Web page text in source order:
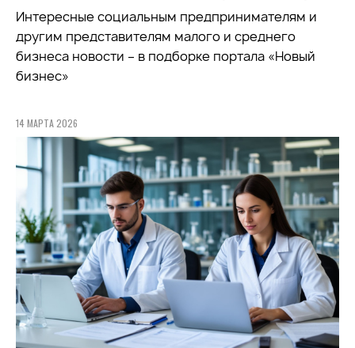
Интересные социальным предпринимателям и
другим представителям малого и среднего
бизнеса новости – в подборке портала «Новый
бизнес»
14 МАРТА 2026